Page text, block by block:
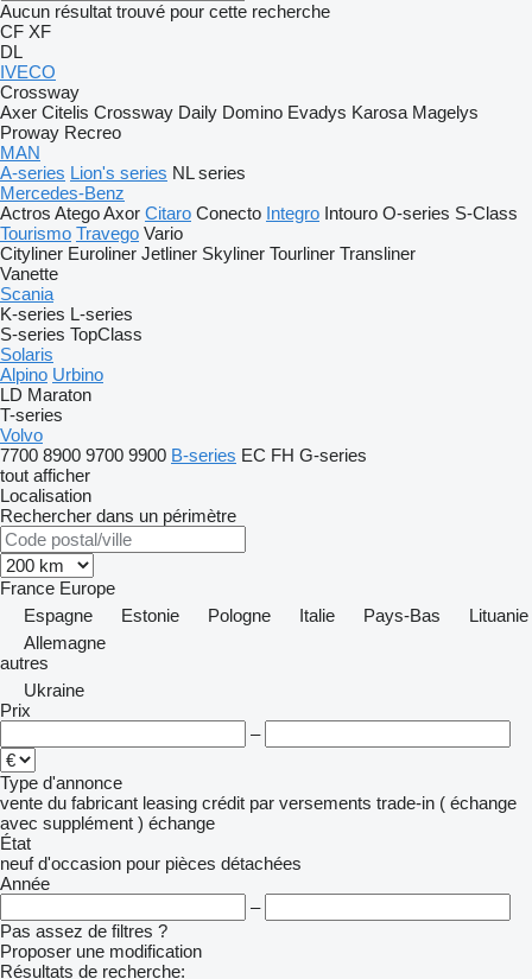
Aucun résultat trouvé pour cette recherche
CF XF
DL
IVECO
Crossway
Axer Citelis Crossway Daily Domino Evadys Karosa Magelys
Proway Recreo
MAN
A-series Lion's series NL series
Mercedes-Benz
Actros AtegoAxor Citaro Conecto Integro Intouro O-series S-Class
Tourismo Travego Vario
Cityliner Euroliner Jetliner Skyliner Tourliner Transliner
Vanette
Scania
K-series L-series
S-series TopClass
Solaris
Alpino Urbino
LD Maraton
T-series
Volvo
7700 8900 9700 9900 B-series EC FH G-series
tout afficher
Localisation
Rechercher dans un périmètre
France Europe
Espagne
Estonie Pologne Italie Pays-Bas
Lituanie
Allemagne
autres
Ukraine
Prix
–
Type d'annonce
vente du fabricant leasing crédit par versements trade-in ( échange
avec supplément ) échange
État
neuf d'occasion pour pièces détachées
Année
–
Pas assez de filtres ?
Proposer une modification
Résultats de recherche: